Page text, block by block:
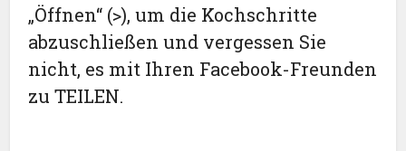
„Öffnen“ (>), um die Kochschritte
abzuschließen und vergessen Sie
nicht, es mit Ihren Facebook-Freunden
zu TEILEN.